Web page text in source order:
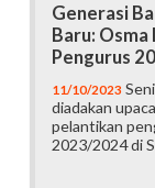
Generasi
Baru: Osma
Pengurus
11/10/2023
diadakan
pelantikan
2023/2024 di